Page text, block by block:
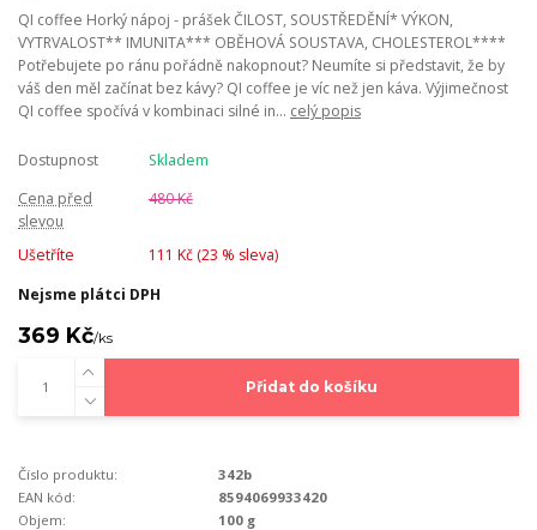
QI coffee Horký nápoj - prášek ČILOST, SOUSTŘEDĚNÍ* VÝKON,
VYTRVALOST** IMUNITA*** OBĚHOVÁ SOUSTAVA, CHOLESTEROL****
Potřebujete po ránu pořádně nakopnout? Neumíte si představit, že by
váš den měl začínat bez kávy? QI coffee je víc než jen káva. Výjimečnost
QI coffee spočívá v kombinaci silné in... celý popis
Dostupnost
Skladem
Cena před
slevou
480 Kč
Ušetříte 111 Kč (23 % sleva)
Nejsme plátci DPH
369 Kč/ks
Přidat do košíku
Číslo produktu:
342b
EAN kód:
8594069933420
Objem:
100 g